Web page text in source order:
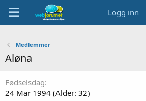
Logg inn
Medlemmer
Aløna
Fødselsdag
24 Mar 1994 (Alder: 32)